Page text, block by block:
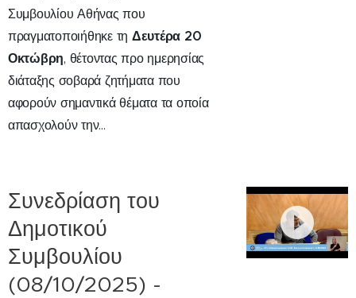
Συμβουλίου Αθήνας που
πραγματοποιήθηκε τη Δευτέρα 20
Οκτώβρη, θέτοντας προ ημερησίας
διάταξης σοβαρά ζητήματα που
αφορούν σημαντικάθέματα τα οποία
απασχολούν την...
Συνεδρίαση του
Δημοτικού
Συμβουλίου
(08/10/2025) -